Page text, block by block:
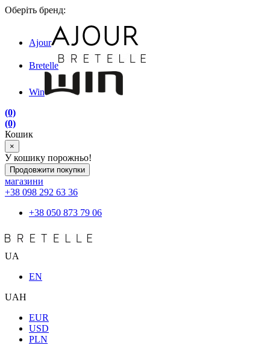
Оберіть бренд:
Ajour
Bretelle
Win
(0)
(0)
Кошик
×
У кошику порожньо!
Продовжити покупки
магазини
+38 098 292 63 36
+38 050 873 79 06
UA
EN
UAH
EUR
USD
PLN